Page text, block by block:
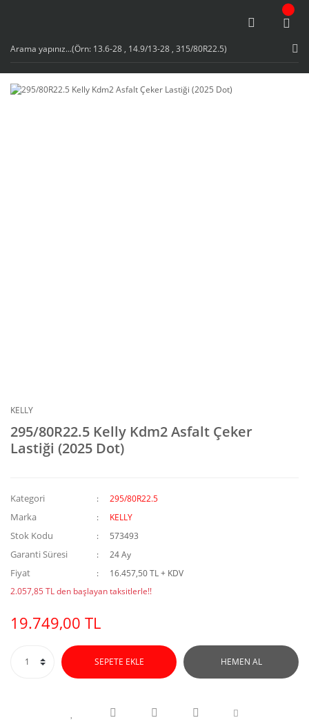
KELLY
295/80R22.5 Kelly Kdm2 Asfalt Çeker
Lastiği (2025 Dot)
Kategori 295/80R22.5
Marka KELLY
Stok Kodu 573493
Garanti Süresi 24 Ay
Fiyat
16.457,50 TL + KDV
2.057,85 TL den başlayan taksitlerle!!
19.749,00 TL
SEPETE EKLE HEMEN AL